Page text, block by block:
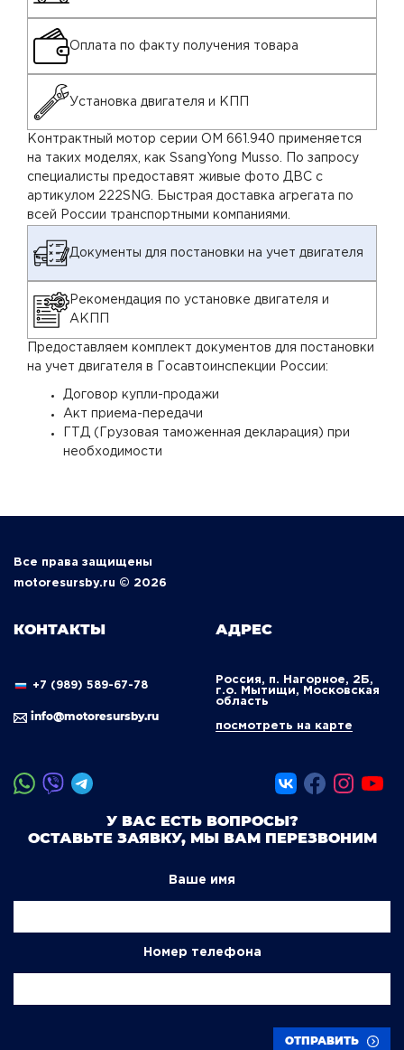
Оплата по факту получения товара
Установка двигателя и КПП
Контрактный мотор серии OM 661.940 применяется
на таких моделях, как SsangYong Musso. По запросу
специалисты предоставят живые фото ДВС с
артикулом 222SNG. Быстрая доставка агрегата по
всей России транспортными компаниями.
Документы для постановки на учет двигателя
Рекомендация по установке двигателя и
АКПП
Предоставляем комплект документов для постановки
на учет двигателя в Госавтоинспекции России:
Договор купли-продажи
Акт приема-передачи
ГТД (Грузовая таможенная декларация) при
необходимости
Все права защищены
motoresursby.ru © 2026
КОНТАКТЫ
+7 (989) 589-67-78
info@motoresursby.ru
АДРЕС
Россия, п. Нагорное, 2Б,
г.о. Мытищи, Московская
область
посмотреть на карте
У ВАС ЕСТЬ ВОПРОСЫ?
ОСТАВЬТЕ ЗАЯВКУ, МЫ ВАМ ПЕРЕЗВОНИМ
Ваше имя
Номер телефона
ОТПРАВИТЬ